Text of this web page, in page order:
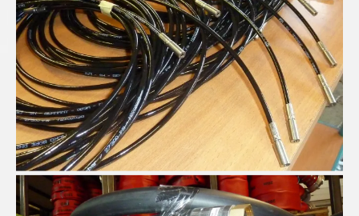
Pressluftschläuche für Profis